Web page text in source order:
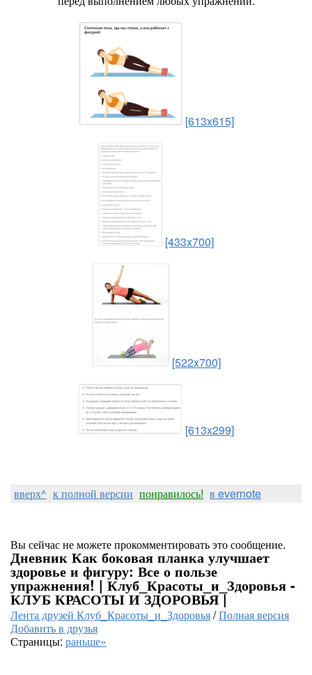
[613x615]
[433x700]
[522x700]
[613x299]
вверх^ к полной версии понравилось! в evernote
Вы сейчас не можете прокомментировать это сообщение.
Дневник Как боковая планка улучшает
здоровье и фигуру: Все о пользе
упражнения! | Клуб_Красоты_и_Здоровья -
КЛУБ КРАСОТЫ И ЗДОРОВЬЯ |
Лента друзей Клуб_Красоты_и_Здоровья/Полная версия
Добавить в друзья
Страницы: раньше»